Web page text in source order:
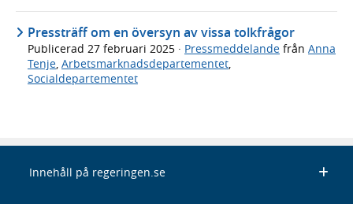
Pressträff om en översyn av vissa tolkfrågor
Publicerad 27 februari 2025 · Pressmeddelande från Anna
Tenje, Arbetsmarknadsdepartementet,
Socialdepartementet
Innehåll på regeringen.se